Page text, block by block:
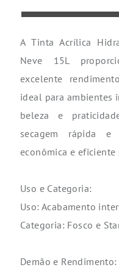
A Tinta Acrílica
Neve 15L
excelente
ideal para ambientes
beleza e
secagem rápida e
econômica e eficiente
Uso e Categoria:
Uso: Acabamento
Categoria: Fosco e
Demão e Rendimento: